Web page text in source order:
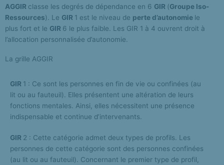
AGGIR classe les degrés de dépendance en 6 GIR (Groupe Iso-
Ressources). Le GIR 1 est le niveau de perte d’autonomie le
plus fort et le GIR 6 le plus faible. Les GIR 1 à 4 ouvrent droit à
l’allocation personnalisée d’autonomie.
La grille AGGIR​
GIR 1 : Ce sont les personnes en fin de vie ou confinées (au
lit ou au fauteuil). Elles présentent une altération de leurs
fonctions mentales. Ainsi, elles nécessitent une présence
indispensable et continue d’intervenants.
GIR 2 : Cette catégorie admet deux types de profils. Les
personnes de cette catégorie sont des personnes confinées
(au lit ou au fauteuil). Concernant le premier type de profil,